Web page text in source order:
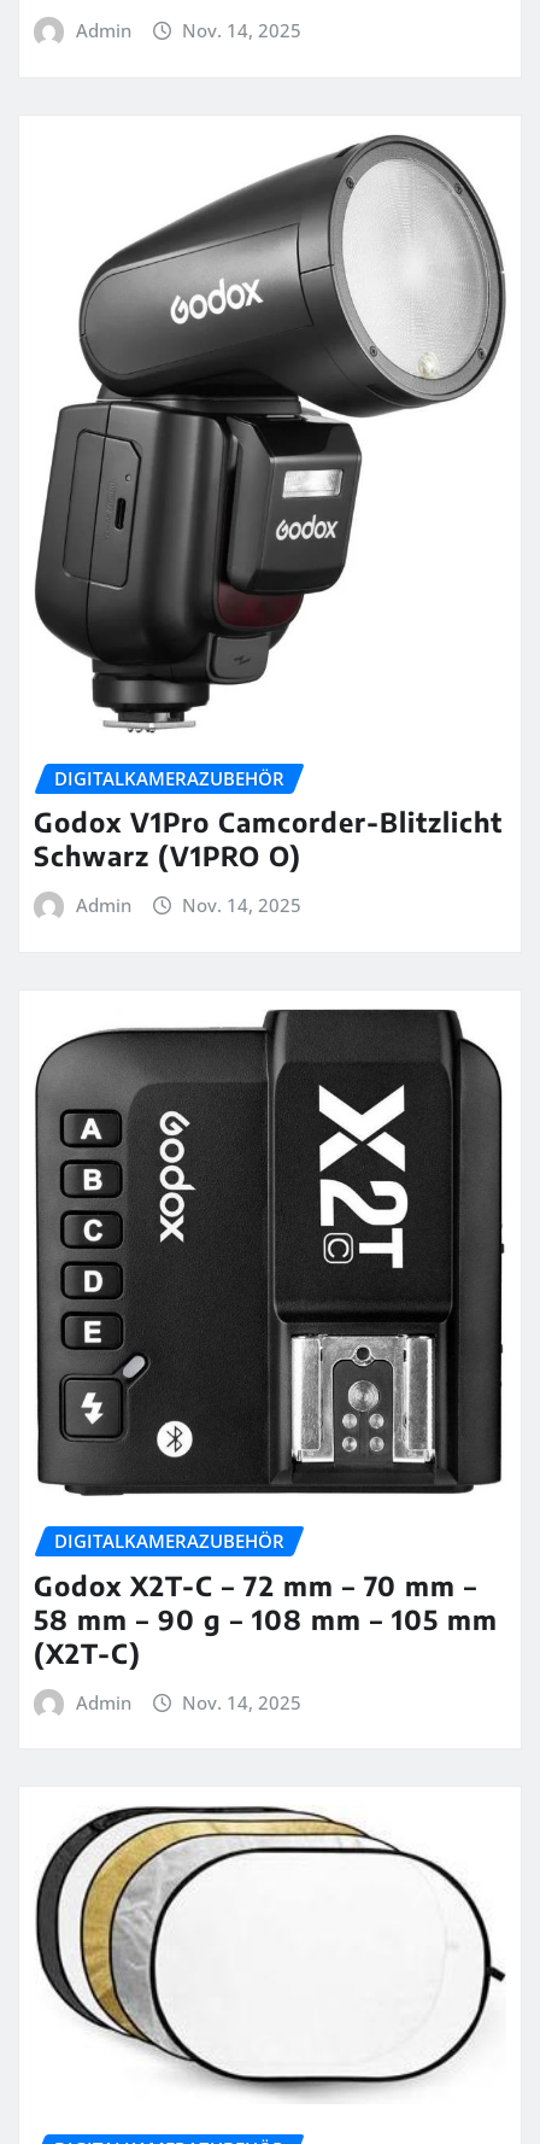
Admin Nov. 14, 2025
DIGITALKAMERAZUBEHÖR
Godox V1Pro Camcorder-Blitzlicht
Schwarz (V1PRO O)
Admin Nov. 14, 2025
DIGITALKAMERAZUBEHÖR
Godox X2T-C – 72 mm – 70 mm –
58 mm – 90 g – 108 mm – 105 mm
(X2T-C)
Admin Nov. 14, 2025